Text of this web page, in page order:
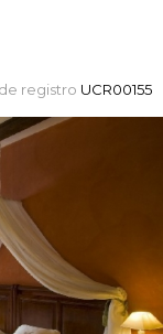
de registro UCR00155